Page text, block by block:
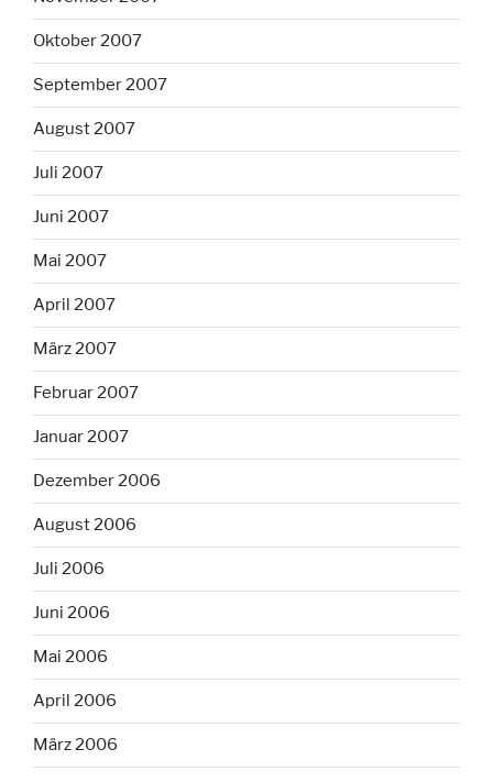
Oktober 2007
September 2007
August 2007
Juli 2007
Juni 2007
Mai 2007
April 2007
März 2007
Februar 2007
Januar 2007
Dezember 2006
August 2006
Juli 2006
Juni 2006
Mai 2006
April 2006
März 2006